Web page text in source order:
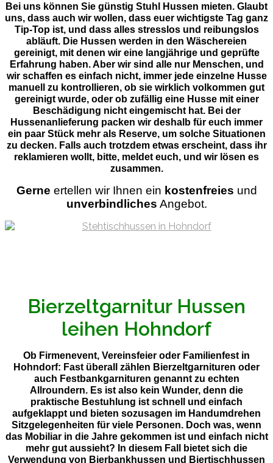
Bei uns können Sie günstig Stuhl Hussen mieten. Glaubt
uns, dass auch wir wollen, dass euer wichtigste Tag ganz
Tip-Top ist, und dass alles stresslos und reibungslos
abläuft. Die Hussen werden in den Wäschereien
gereinigt, mit denen wir eine langjährige und geprüfte
Erfahrung haben. Aber wir sind alle nur Menschen, und
wir schaffen es einfach nicht, immer jede einzelne Husse
manuell zu kontrollieren, ob sie wirklich volkommen gut
gereinigt wurde, oder ob zufällig eine Husse mit einer
Beschädigung nicht eingemischt hat. Bei der
Hussenanlieferung packen wir deshalb für euch immer
ein paar Stück mehr als Reserve, um solche Situationen
zu decken. Falls auch trotzdem etwas erscheint, dass ihr
reklamieren wollt, bitte, meldet euch, und wir lösen es
zusammen.
Gerne ertellen wir Ihnen ein kostenfreies und
unverbindliches Angebot.
Bierzeltgarnitur Hussen
leihen Hohndorf
Ob Firmenevent, Vereinsfeier oder Familienfest in
Hohndorf: Fast überall zählen Bierzeltgarnituren oder
auch Festbankgarnituren genannt zu echten
Allroundern. Es ist also kein Wunder, denn die
praktische Bestuhlung ist schnell und einfach
aufgeklappt und bieten sozusagen im Handumdrehen
Sitzgelegenheiten für viele Personen. Doch was, wenn
das Mobiliar in die Jahre gekommen ist und einfach nicht
mehr gut aussieht? In diesem Fall bietet sich die
Verwendung von Bierbankhussen und Biertischhussen